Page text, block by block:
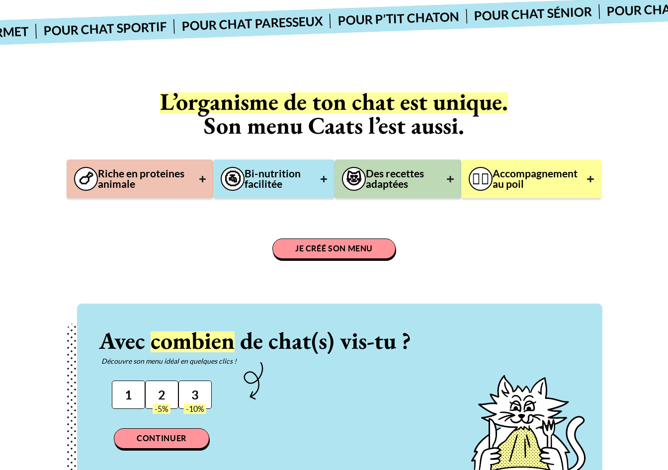
POUR CHAT SPORTIF POUR CHAT PARESSEUX POUR P’TIT CHATON POUR CHAT SÉNIOR POUR CHAT
L’organisme de ton chat est unique.
Son menu Caats l’est aussi.
🍗 Riche en proteines
animale
🚰 Bi-nutrition
facilitée
😻 Des recettes
adaptées
👨‍⚕️ Accompagnement
au poil
JE CRÉÉ SON MENU
Aveccombiende chat(s) vis-tu ?
Découvre son menu idéal en quelques clics !
1 2 3
CONTINUER